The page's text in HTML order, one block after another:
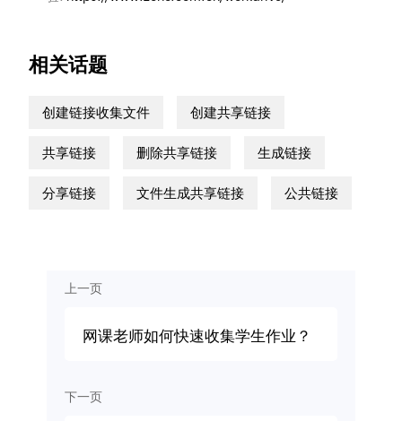
相关话题
创建链接收集文件 创建共享链接
共享链接 删除共享链接 生成链接
分享链接 文件生成共享链接 公共链接
上一页
网课老师如何快速收集学生作业？
下一页